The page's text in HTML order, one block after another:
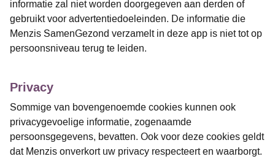
informatie zal niet worden doorgegeven aan derden of
gebruikt voor advertentiedoeleinden. De informatie die
Menzis SamenGezond verzamelt in deze app is niet tot op
persoonsniveau terug te leiden.
Privacy
Sommige van bovengenoemde cookies kunnen ook
privacygevoelige informatie, zogenaamde
persoonsgegevens, bevatten. Ook voor deze cookies geldt
dat Menzis onverkort uw privacy respecteert en waarborgt.